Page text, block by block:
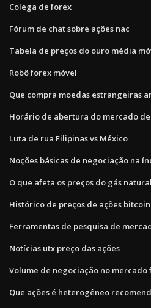
Colega de forex
Fórum de chat sobre ações nac
Tabela de preços do ouro média
Robô forex móvel
Que compra moedas estrangeiras
Horário de abertura do mercado
Luta de rua Filipinas vs México
Noções básicas de negociação na
O que afeta os preços do gás natural
Histórico de preços de ações bitcoin
Ferramentas de pesquisa de
Notícias utx preço das ações
Volume de negociação no mercado
Que ações é heterogêneo